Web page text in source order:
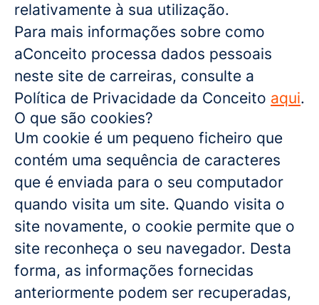
relativamente à sua utilização.
Para mais informações sobre como
aConceito processa dados pessoais
neste site de carreiras, consulte a
Política de Privacidade da Conceito aqui.
O que são cookies?
Um cookie é um pequeno ficheiro que
contém uma sequência de caracteres
que é enviada para o seu computador
quando visita um site. Quando visita o
site novamente, o cookie permite que o
site reconheça o seu navegador. Desta
forma, as informações fornecidas
anteriormente podem ser recuperadas,